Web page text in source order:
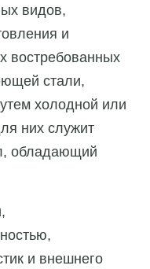
видов,
и
востребованных
стали,
холодной или
них служит
обладающий
и внешнего